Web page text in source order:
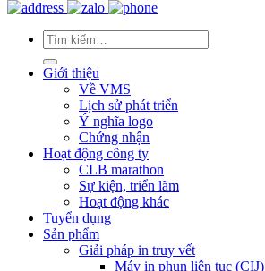
Tìm
kiếm:
Giới thiệu
Về VMS
Lịch sử phát triển
Ý nghĩa logo
Chứng nhận
Hoạt động công ty
CLB marathon
Sự kiện, triển lãm
Hoạt động khác
Tuyển dụng
Sản phẩm
Giải pháp in truy vết
Máy in phun liên tục (CIJ)